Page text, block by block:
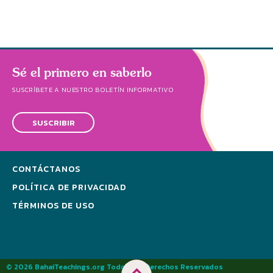
Sé el primero en saberlo
SUSCRÍBETE A NUESTRO BOLETÍN INFORMATIVO
SUSCRIBIR
CONTÁCTANOS
POLÍTICA DE PRIVACIDAD
TÉRMINOS DE USO
© 2026 BahaiTeachings.org Todos los Derechos Reservados